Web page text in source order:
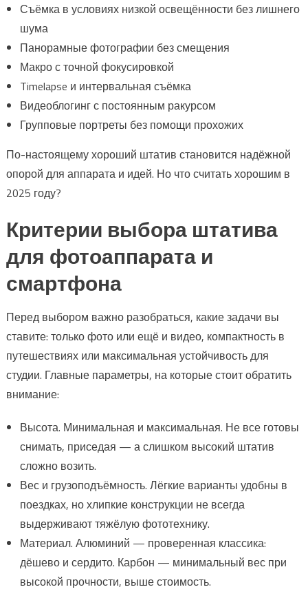
Съёмка в условиях низкой освещённости без лишнего
шума
Панорамные фотографии без смещения
Макро с точной фокусировкой
Timelapse и интервальная съёмка
Видеоблогинг с постоянным ракурсом
Групповые портреты без помощи прохожих
По-настоящему хороший штатив становится надёжной
опорой для аппарата и идей. Но что считать хорошим в
2025 году?
Критерии выбора штатива
для фотоаппарата и
смартфона
Перед выбором важно разобраться, какие задачи вы
ставите: только фото или ещё и видео, компактность в
путешествиях или максимальная устойчивость для
студии. Главные параметры, на которые стоит обратить
внимание:
Высота. Минимальная и максимальная. Не все готовы
снимать, приседая — а слишком высокий штатив
сложно возить.
Вес и грузоподъёмность. Лёгкие варианты удобны в
поездках, но хлипкие конструкции не всегда
выдерживают тяжёлую фототехнику.
Материал. Алюминий — проверенная классика:
дёшево и сердито. Карбон — минимальный вес при
высокой прочности, выше стоимость.